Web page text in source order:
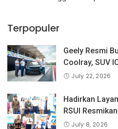
Terpopuler
Geely Resmi
Coolray, SUV
Indonesia
July 22, 2026
Hadirkan
RSUI
July 8, 2026